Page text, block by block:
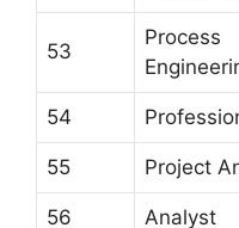
53
Process
54
55 Project
56 Analyst